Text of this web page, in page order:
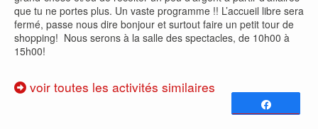
que tu ne portes plus. Un vaste programme !! L’accueil libre sera
fermé, passe nous dire bonjour et surtout faire un petit tour de
shopping! Nous serons à la salle des spectacles, de 10h00 à
15h00!
voir toutes les activités similaires